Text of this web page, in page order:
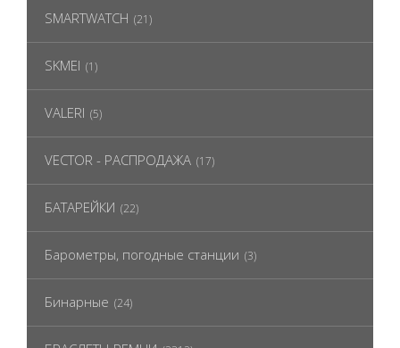
SMARTWATCH (21)
SKMEI (1)
VALERI (5)
VECTOR - РАСПРОДАЖА (17)
БАТАРЕЙКИ (22)
Барометры, погодные станции (3)
Бинарные (24)